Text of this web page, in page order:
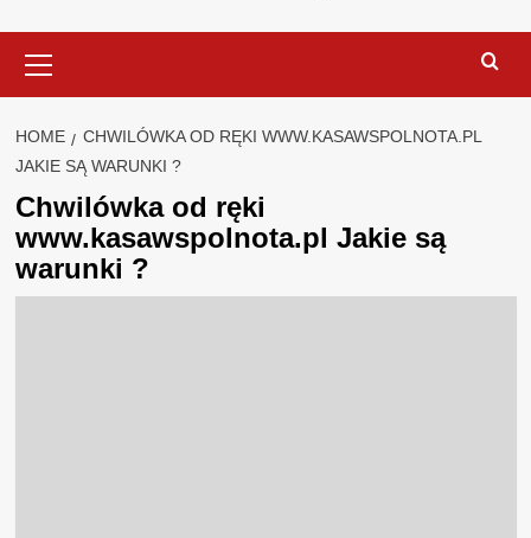
Menu
HOME
CHWILÓWKA OD RĘKI WWW.KASAWSPOLNOTA.PL
JAKIE SĄ WARUNKI ?
Chwilówka od ręki
www.kasawspolnota.pl Jakie są
warunki ?